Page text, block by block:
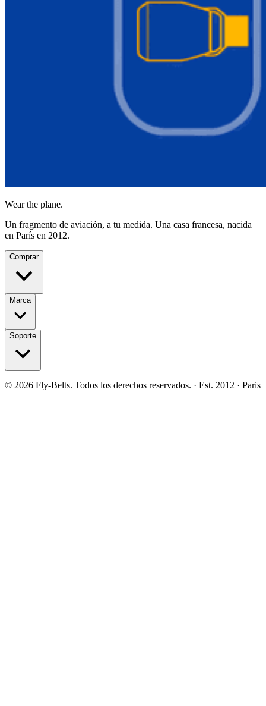
Wear the plane.
Un fragmento de aviación, a tu medida. Una casa francesa, nacida
en París en 2012.
Comprar
Marca
Soporte
© 2026 Fly-Belts. Todos los derechos reservados. · Est. 2012 · Paris